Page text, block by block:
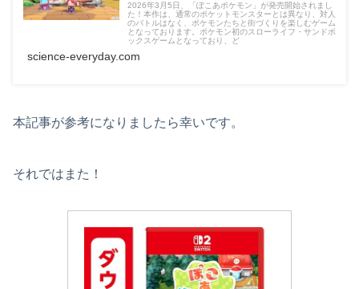
2026年3月5日、「ぽこあポケモン」が発売開始されまし
た！本作は、通常のポケットモンスターとは異なり、対人
のバトルはなく、ポケモンたちと街づくりを楽しむゲーム
となっております。ポケモン初のスローライフ・サンドボ
ックスゲームとなっており、ど
science-everyday.com
本記事が参考になりましたら幸いです。
それではまた！